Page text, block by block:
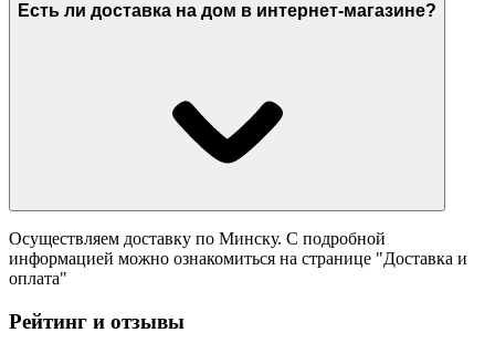
Есть ли доставка на дом в интернет-магазине?
Осуществляем доставку по Минску. С подробной
информацией можно ознакомиться на странице "Доставка и
оплата"
Рейтинг и отзывы